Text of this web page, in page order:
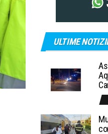
ULTIME